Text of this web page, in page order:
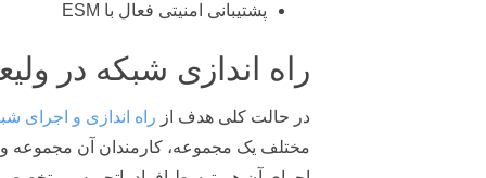
پشتیبانی امنیتی فعال با ESM
راه اندازی شبکه در
در حالت کلی هدف از راه اندازی و اجرای
مختلف یک مجموعه، کارمندان آن مجموعه و